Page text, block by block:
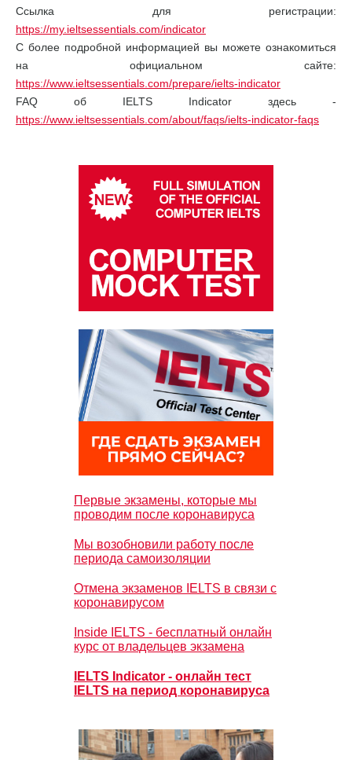
Ссылка для регистрации:
https://my.ieltsessentials.com/indicator
С более подробной информацией вы можете ознакомиться
на официальном сайте:
https://www.ieltsessentials.com/prepare/ielts-indicator
FAQ об IELTS Indicator здесь -
https://www.ieltsessentials.com/about/faqs/ielts-indicator-faqs
Первые экзамены, которые мы
проводим после коронавируса
Мы возобновили работу после
периода самоизоляции
Отмена экзаменов IELTS в связи с
коронавирусом
Inside IELTS - бесплатный онлайн
курс от владельцев экзамена
IELTS Indicator - онлайн тест
IELTS на период коронавируса